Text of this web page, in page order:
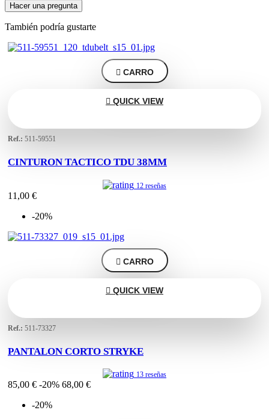
Hacer una pregunta
También podría gustarte
 CARRO
 QUICK VIEW
Ref.: 511-59551
CINTURON TACTICO TDU 38MM
12 reseñas
11,00 €
-20%
 CARRO
 QUICK VIEW
Ref.: 511-73327
PANTALON CORTO STRYKE
13 reseñas
85,00 € -20% 68,00 €
-20%